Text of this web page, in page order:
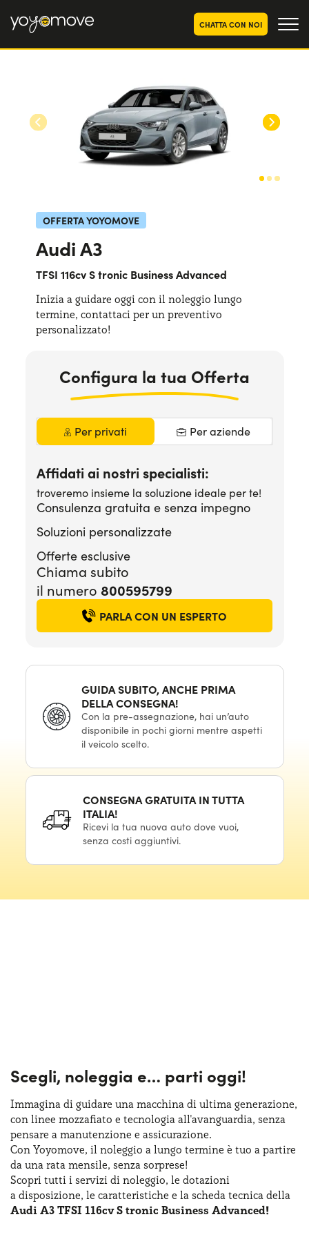
CHATTA CON NOI
Aziende e P.IVA
OFFERTE NOLEGGIO
AUTO USATE
CHI SIAMO
Lavora con noi
PERCHÉ CONVIENE
SCEGLI UN PAESE
Serve assistenza?
OFFERTA YOYOMOVE
Audi A3
TFSI 116cv S tronic Business Advanced
Inizia a guidare oggi con il noleggio lungo
termine, contattaci per un preventivo
personalizzato!
Configura la tua Offerta
Per privati Per aziende
Affidati ai nostri specialisti:
troveremo insieme la soluzione ideale per te!
Consulenza gratuita e senza impegno
Soluzioni personalizzate
Offerte esclusive
Chiama subito
il numero 800595799
PARLA CON UN ESPERTO
GUIDA SUBITO, ANCHE PRIMA
DELLA CONSEGNA!
Con la pre-assegnazione, hai un’auto
disponibile in pochi giorni mentre aspetti
il veicolo scelto.
CONSEGNA GRATUITA IN TUTTA
ITALIA!
Ricevi la tua nuova auto dove vuoi,
senza costi aggiuntivi.
Scegli, noleggia e… parti oggi!
Immagina di guidare una macchina di ultima generazione,
con linee mozzafiato e tecnologia all'avanguardia, senza
pensare a manutenzione e assicurazione.
Con Yoyomove, il noleggio a lungo termine è tuo a partire
da una rata mensile, senza sorprese!
Scopri tutti i servizi di noleggio, le dotazioni
a disposizione, le caratteristiche e la scheda tecnica della
Audi A3 TFSI 116cv S tronic Business Advanced!